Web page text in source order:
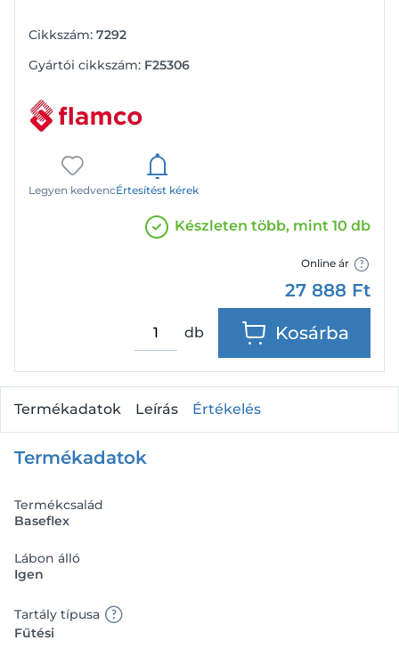
Cikkszám: 7292
Gyártói cikkszám: F25306
Legyen kedvencÉrtesítést kérek
Készleten több, mint 10 db
Online ár
27 888 Ft
db Kosárba
Termékadatok Leírás Értékelés
Termékadatok
Termékcsalád
Baseflex
Lábon álló
Igen
Tartály típusa
Fűtési